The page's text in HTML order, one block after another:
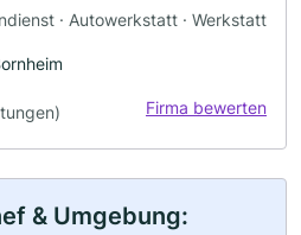
· Autowerkstatt · Werkstatt
Firma bewerten
& Umgebung: